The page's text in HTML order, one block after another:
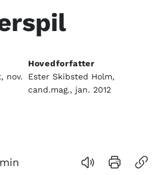
nov.
Hovedforfatter
Ester Skibsted Holm,
cand.mag., jan. 2012
min